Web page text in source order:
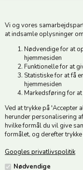
Vi og vores
at indsamle oplysninger
Nødvendige for at
hjemmesiden
Funktionelle for at
Statistiske for at få
hjemmesiden
Markedsføring for
Ved at trykke på 'Accepter
herunder personalisering
hvilke formål du vil give
formålet, og derefter
Googles privatlivspolitik
Nødvendige
CVR 49879415 Mail
Åbningstider: Man-Fre
Lørdag 9.00-12.00
Hold dig
Tilmeld dig vores
Jeg accepterer